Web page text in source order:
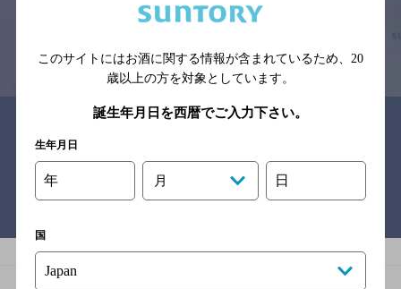
す。
情報提供：ぐるなび
関連リンク
このサイトにはお酒に関する情報が含まれているため、 20
歳以上の方を対象としています。
誕生年月日を西暦でご入力下さい。
生年月日
年 月 日
国